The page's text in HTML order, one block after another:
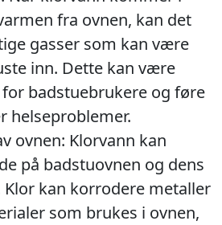
fra ovnen, kan det
gasser som kan være
inn. Dette kan være
badstuebrukere og føre
helseproblemer.
ovnen: Klorvann kan
på badstuovnen og dens
kan korrodere metaller
som brukes i ovnen,